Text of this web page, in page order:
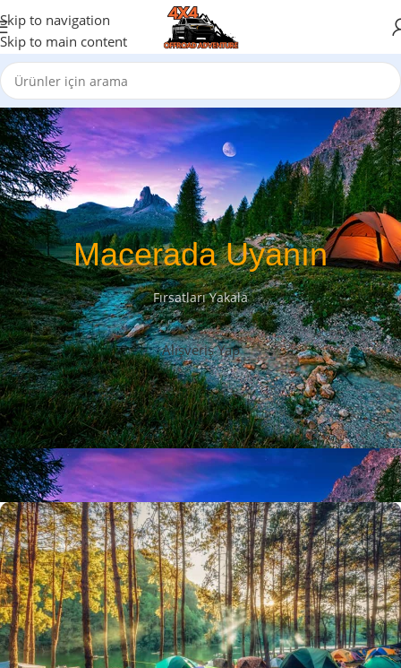
Skip to navigation
Skip to main content
Macerada Uyanın
Fırsatları Yakala
Alışveriş Yap